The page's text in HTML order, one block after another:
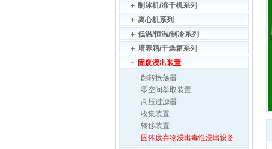
＋ 制冰机/冻干机系列
＋ 离心机系列
＋ 低温/恒温/制冷系列
＋ 培养箱/干燥箱系列
－ 固废浸出装置
翻转振荡器
零空间萃取装置
高压过滤器
收集装置
转移装置
固体废弃物浸出毒性浸出设备